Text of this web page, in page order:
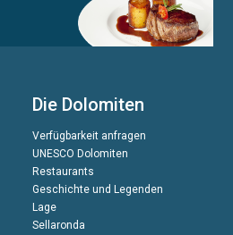
Die Dolomiten
Verfügbarkeit anfragen
UNESCO Dolomiten
Restaurants
Geschichte und Legenden
Lage
Sellaronda